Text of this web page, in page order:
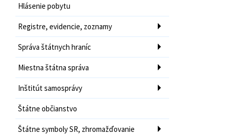
Hlásenie pobytu
Registre, evidencie, zoznamy
Správa štátnych hraníc
Miestna štátna správa
Inštitút samosprávy
Štátne občianstvo
Štátne symboly SR, zhromažďovanie